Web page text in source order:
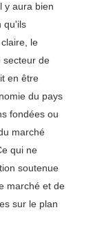
y aura bien
qu'ils
le
secteur de
en être
du pays
fondées ou
marché
qui ne
soutenue
marché et de
sur le plan